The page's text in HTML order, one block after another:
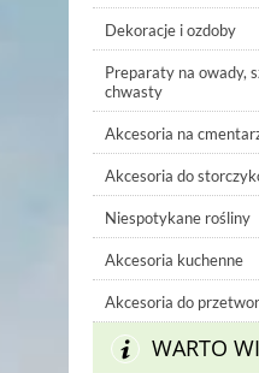
Dekoracje i ozdoby
Preparaty na owady,
chwasty
Akcesoria na
Akcesoria do
Niespotykane rośliny
Akcesoria kuchenne
Akcesoria do
WARTO